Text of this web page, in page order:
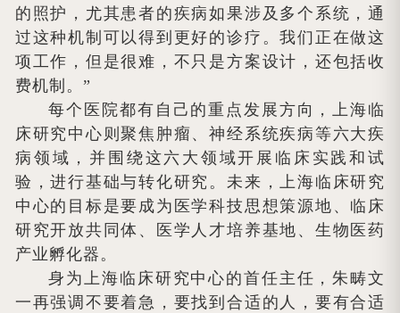
的照护，尤其患者的疾病如果涉及多个系统，通
过这种机制可以得到更好的诊疗。我们正在做这
项工作，但是很难，不只是方案设计，还包括收
费机制。”
每个医院都有自己的重点发展方向，上海临
床研究中心则聚焦肿瘤、神经系统疾病等六大疾
病领域，并围绕这六大领域开展临床实践和试
验，进行基础与转化研究。未来，上海临床研究
中心的目标是要成为医学科技思想策源地、临床
研究开放共同体、医学人才培养基地、生物医药
产业孵化器。
身为上海临床研究中心的首任主任，朱畴文
一再强调不要着急，要找到合适的人，要有合适